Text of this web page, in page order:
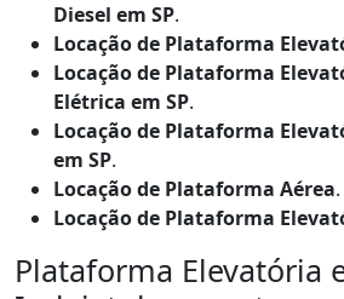
Diesel em SP.
Locação de Plataforma
Locação de Plataforma
Elétrica em SP.
Locação de Plataforma
em SP.
Locação de Plataforma Aérea.
Locação de Plataforma
Plataforma Elevatória